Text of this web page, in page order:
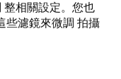
整相關設定。您也
些濾鏡來微調 拍攝